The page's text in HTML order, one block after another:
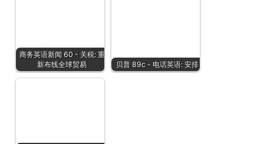
商务英语新闻 60 - 关税: 重
新布线全球贸易
贝普 89c - 电话英语: 安排